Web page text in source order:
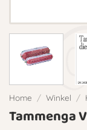
Home / Winkel /
Tammenga